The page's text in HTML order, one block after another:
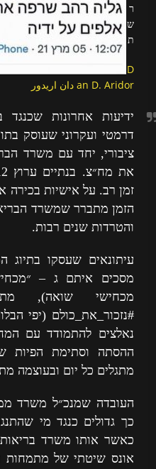
ר
ש
ת
D
an D. Aridor دان اريدور
ידיעות אחרונות
דרמטי ועקרוני שעוסק
ציבורי, יחד עם משרד
זמן רב. על אישיות בכירה
הזמן מתברר שמשרד
והטרדות שנים רבות.
עיתונאים שעסקו
מסכים איתם ג –
מכחישי שואה),
#נזכור_את_כולם (יפי
נאלצים להתמודד עם
ההסתה וסתימת הפיות
מתגלים כל יום ובעוצמה
העובדה שמנכ״ל משרד
כך גדולים כנגד מי
כאשר אותו משרד
אונס שיטתי של מתמחות